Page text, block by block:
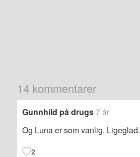
14 kommentarer
Gunnhild på drugs7 år
Og Luna er som vanlig. Ligeglad.
2